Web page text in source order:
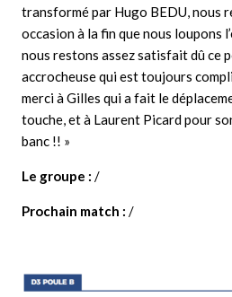
transformé par Hugo BEDU, nous
occasion à la fin que nous loupons
nous restons assez satisfait dû ce
accrocheuse qui est toujours
merci à Gilles qui a fait le
touche, et à Laurent Picard pour
banc !! »
Le groupe : /
Prochain match : /